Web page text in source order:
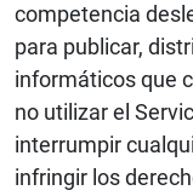
competencia
para publicar,
informáticos que
no utilizar el
interrumpir
infringir los